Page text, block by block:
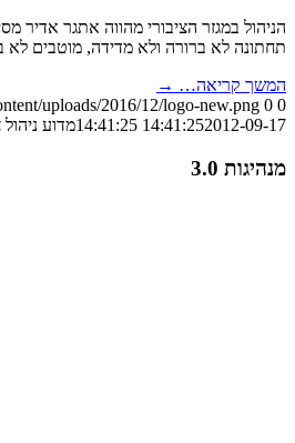
הניהול במגזר הציבורי מהווה אתגר אדיר
תחתונה לא ברורה ולא מדידה, מוטבים לא
המשך קריאה… →
uploads/2016/12/logo-new.png 0 0
14:41:252012-09-17 14:41:25 מדוע
מנהיגות 3.0